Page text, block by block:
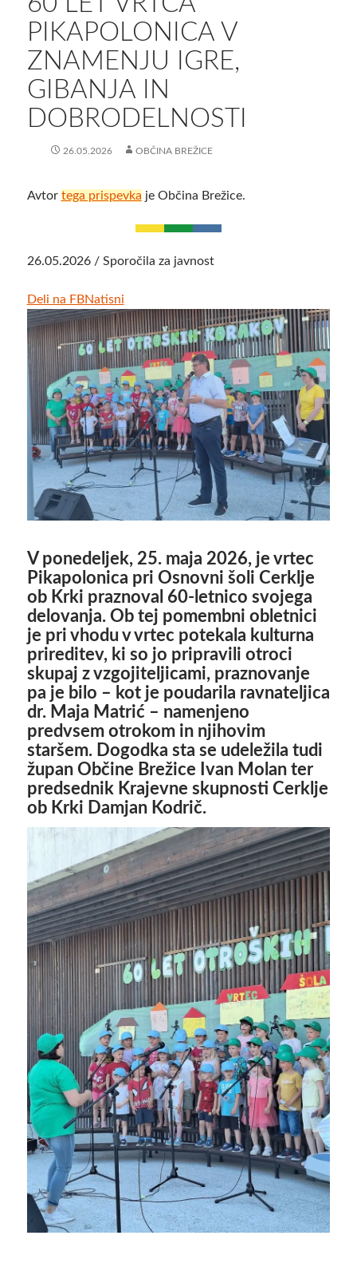
PIKAPOLONICA V
ZNAMENJU IGRE,
GIBANJA IN
DOBRODELNOSTI
26.05.2026 OBČINA BREŽICE
Avtor tega prispevka je Občina Brežice.
26.05.2026 / Sporočila za javnost
Deli na FBNatisni
V ponedeljek, 25. maja 2026, je vrtec
Pikapolonica pri Osnovni šoli Cerklje
ob Krki praznoval 60-letnico svojega
delovanja. Ob tej pomembni obletnici
je pri vhodu v vrtec potekala kulturna
prireditev, ki so jo pripravili otroci
skupaj z vzgojiteljicami, praznovanje
pa je bilo – kot je poudarila ravnateljica
dr. Maja Matrić – namenjeno
predvsem otrokom in njihovim
staršem. Dogodka sta se udeležila tudi
župan Občine Brežice Ivan Molan ter
predsednik Krajevne skupnosti Cerklje
ob Krki Damjan Kodrič.